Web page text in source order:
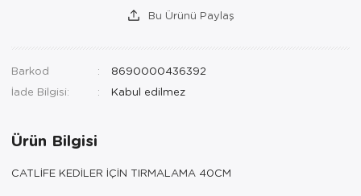
Bu Ürünü Paylaş
Barkod
8690000436392
İade Bilgisi:
Ürün Bilgisi
CATLİFE KEDİLER İÇİN TIRMALAMA 40CM